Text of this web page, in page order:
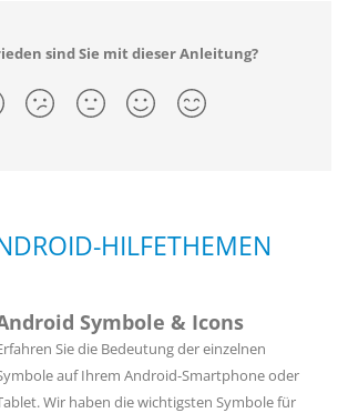
sind Sie mit dieser Anleitung?
HILFETHEMEN
Symbole & Icons
Sie die Bedeutung der einzelnen
auf Ihrem Android-Smartphone oder
Wir haben die wichtigsten Symbole für